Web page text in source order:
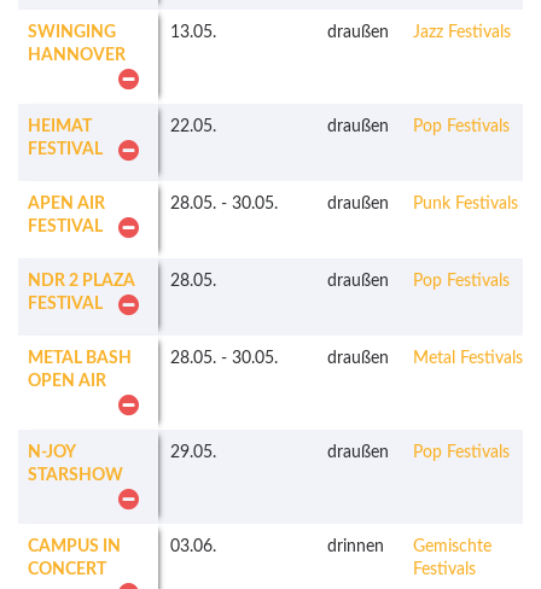
SWINGING
HANNOVER
13.05. draußen Jazz Festivals
HEIMAT
FESTIVAL
22.05. draußen Pop Festivals
APEN AIR
FESTIVAL
28.05. - 30.05. draußen Punk Festivals
NDR 2 PLAZA
FESTIVAL
28.05. draußen Pop Festivals
METAL BASH
OPEN AIR
28.05. - 30.05. draußen Metal Festivals
N-JOY
STARSHOW
29.05. draußen Pop Festivals
CAMPUS IN
CONCERT
03.06. drinnen
Gemischte
Festivals